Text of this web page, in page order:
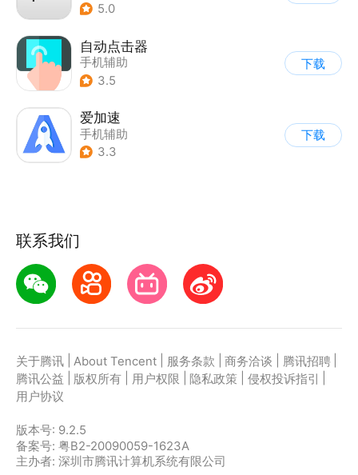
5.0
自动点击器
手机辅助
3.5
下载
爱加速
手机辅助
3.3
下载
联系我们
关于腾讯 About Tencent 服务条款 商务洽谈 腾讯招聘
腾讯公益
版权所有 用户权限 隐私政策 侵权投诉指引
用户协议
版本号: 9.2.5
备案号: 粤B2-20090059-1623A
主办者: 深圳市腾讯计算机系统有限公司